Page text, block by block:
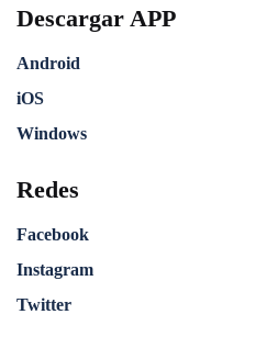
Descargar APP
Android
iOS
Windows
Redes
Facebook
Instagram
Twitter